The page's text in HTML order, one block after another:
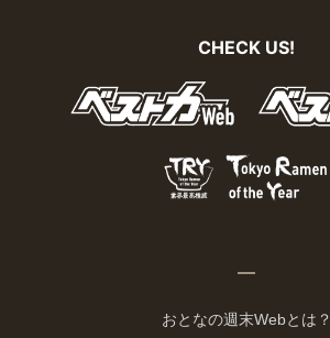
CHECK US!
おとなの週末Webとは？